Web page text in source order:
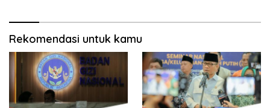
Rekomendasi untuk kamu